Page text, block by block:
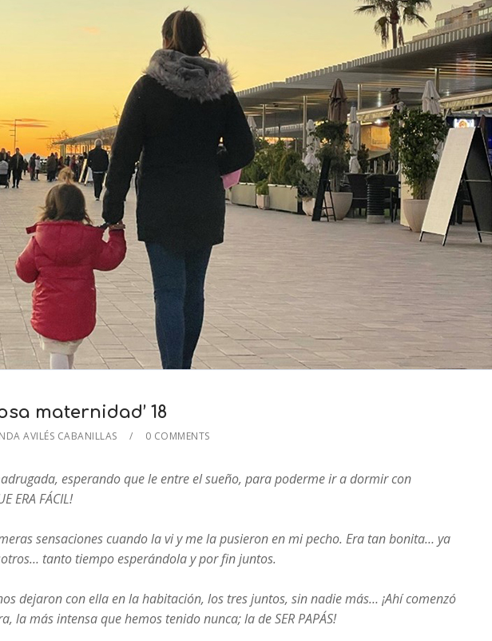
maternidad’ 18
AVILÉS CABANILLAS 0 COMMENTS
esperando que le entre el sueño, para poderme ir a dormir con
ERA FÁCIL!
sensaciones cuando la vi y me la pusieron en mi pecho. Era tan bonita… ya
tanto tiempo esperándola y por fin juntos.
dejaron con ella en la habitación, los tres juntos, sin nadie más… ¡Ahí comenzó
la más intensa que hemos tenido nunca; la de SER PAPÁS!